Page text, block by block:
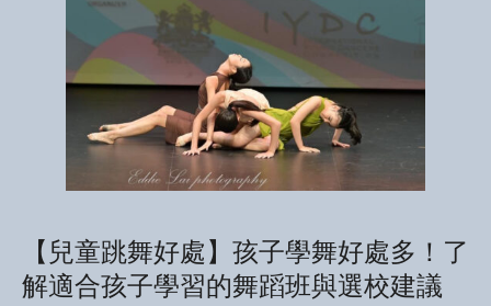
【兒童跳舞好處】孩子學舞好處多！了
解適合孩子學習的舞蹈班與選校建議